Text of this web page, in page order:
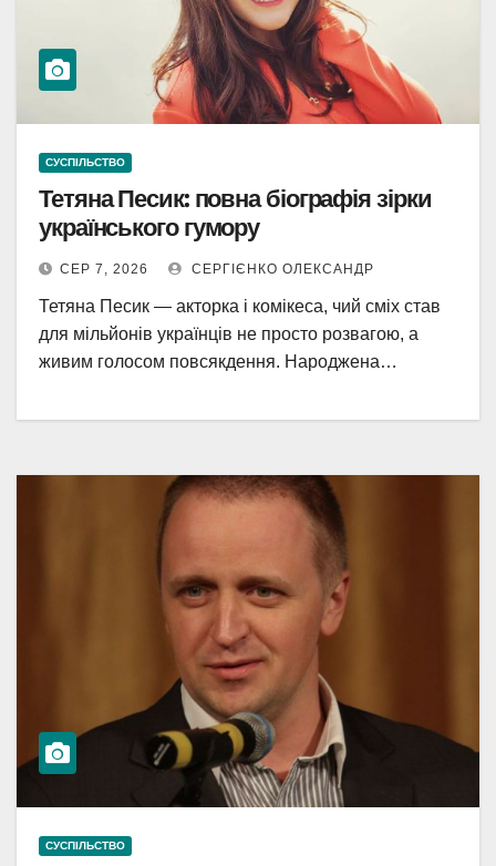
СУСПІЛЬСТВО
Тетяна Песик: повна біографія зірки
українського гумору
СЕР 7, 2026 СЕРГІЄНКО ОЛЕКСАНДР
Тетяна Песик — акторка і комікеса, чий сміх став
для мільйонів українців не просто розвагою, а
живим голосом повсякдення. Народжена…
СУСПІЛЬСТВО